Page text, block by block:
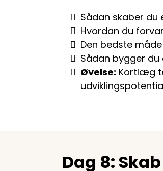
Sådan skaber
Hvordan du
Den bedste
Sådan bygger
Øvelse: Kortlæg
Dag 8: